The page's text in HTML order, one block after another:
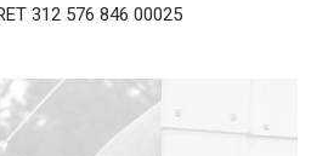
312 576 846 00025